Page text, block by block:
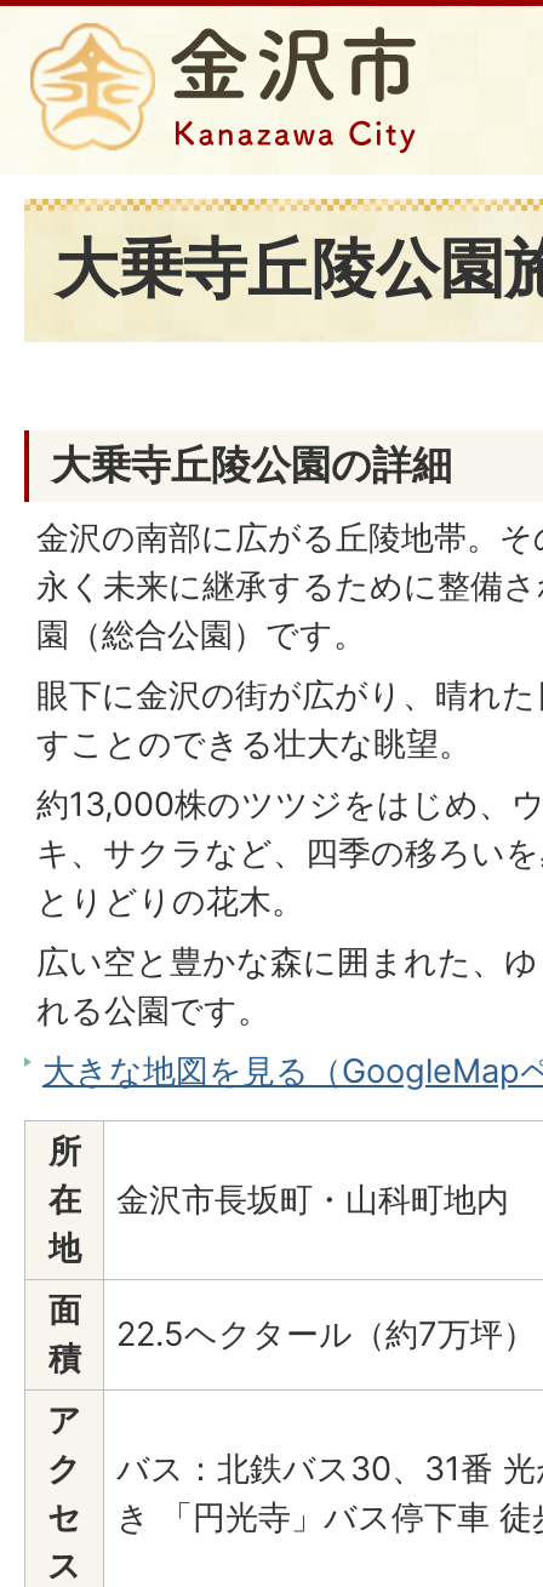
大乗寺丘陵公園
大乗寺丘陵公園の詳細
金沢の南部に広がる丘陵地帯。
永く未来に継承するために整備
園（総合公園）です。
眼下に金沢の街が広がり、晴れ
すことのできる壮大な眺望。
約13,000株のツツジをはじめ、
キ、サクラなど、四季の移ろい
とりどりの花木。
広い空と豊かな森に囲まれた、
れる公園です。
大きな地図を見る（GoogleMap
所
在
地
金沢市長坂町・山科町地内
面
積
22.5ヘクタール（約7万坪）
ア
ク
セ
ス
バス：北鉄バス30、31番
き 「円光寺」バス停下車 徒